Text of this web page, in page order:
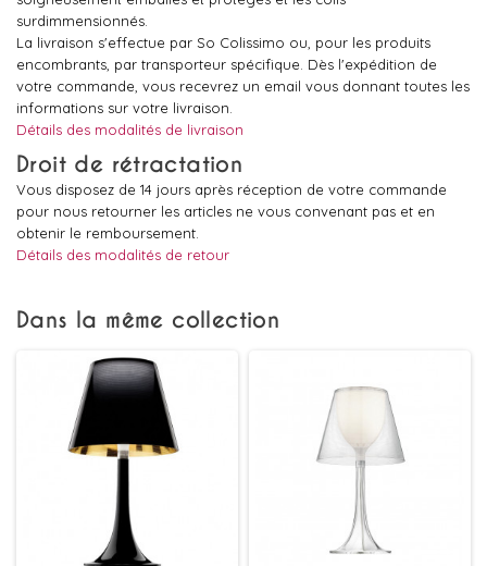
surdimmensionnés.
La livraison s'effectue par So Colissimo ou, pour les produits
encombrants, par transporteur spécifique. Dès l'expédition de
votre commande, vous recevrez un email vous donnant toutes les
informations sur votre livraison.
Détails des modalités de livraison
Droit de rétractation
Vous disposez de 14 jours après réception de votre commande
pour nous retourner les articles ne vous convenant pas et en
obtenir le remboursement.
Détails des modalités de retour
Dans la même collection